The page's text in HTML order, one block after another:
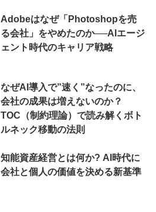
Adobeはなぜ「Photoshopを売
る会社」をやめたのか──AIエージ
ェント時代のキャリア戦略
なぜAI導入で”速く”なったのに、
会社の成果は増えないのか？
TOC（制約理論）で読み解くボト
ルネック移動の法則
知能資産経営とは何か? AI時代に
会社と個人の価値を決める新基準